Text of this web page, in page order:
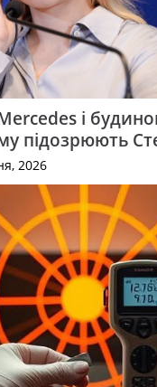
і
підозрюють
2026